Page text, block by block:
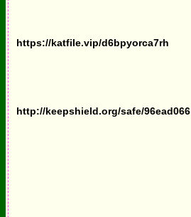
https://katfile.vip/d6bpyorca7rh
http://keepshield.org/safe/96ead066